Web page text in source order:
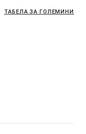
ТАБЕЛА ЗА ГОЛЕМИНИ